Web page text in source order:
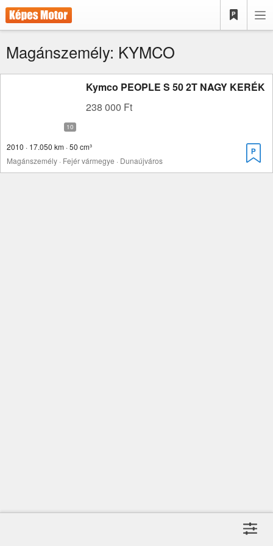
Magánszemély: KYMCO
Kymco PEOPLE S 50 2T NAGY KERÉK
238 000 Ft
2010 · 17.050 km · 50 cm³
Magánszemély · Fejér vármegye · Dunaújváros